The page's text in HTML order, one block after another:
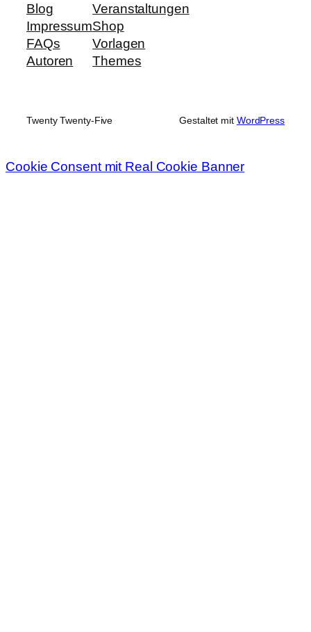
Blog
Impressum
FAQs
Autoren
Veranstaltungen
Shop
Vorlagen
Themes
Twenty Twenty-Five Gestaltet mit WordPress
Cookie Consent mit Real Cookie Banner